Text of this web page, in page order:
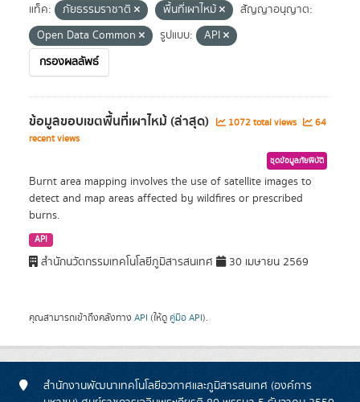
แท็ค: ภัยธรรมราชาติ พื้นที่เผาไหม้
สัญญาอนุญาต:
Open Data Common
รูปแบบ:
API
กรองผลลัพธ์
ข้อมูลขอบเขตพื้นที่เผาไหม้ (ล่าสุด) 1072 total views
64
recent views
ชุดข้อมูลภัยพิบัติ
Burnt area mapping involves the use of satellite images to
detect and map areas affected by wildfires or prescribed
burns.
API
สำนักนวัตกรรมเทคโนโลยีภูมิสารสนเทศ 30 เมษายน 2569
คุณสามารถเข้าถึงคลังทาง API (ให้ดู คู่มือ API).
สำนักงานพัฒนาเทคโนโลยีอวกาศและภูมิสารสนเทศ (องค์การ